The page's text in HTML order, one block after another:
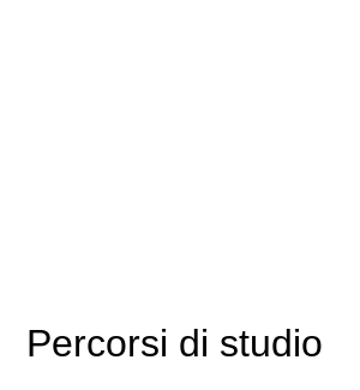
Percorsi di studio